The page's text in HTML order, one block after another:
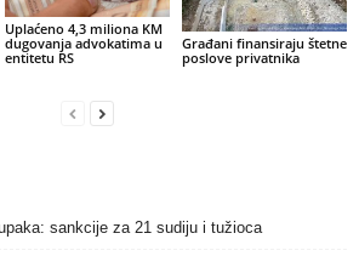
Uplaćeno 4,3 miliona KM
dugovanja advokatima u
entitetu RS
Građani finansiraju štetne
poslove privatnika
sankcije za 21 sudiju i tužioca